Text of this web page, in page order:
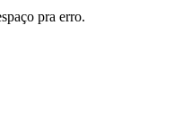
pra erro.